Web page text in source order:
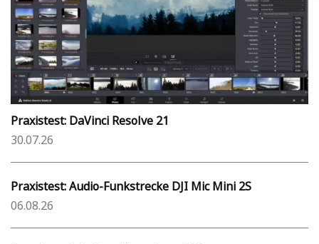
Praxistest: DaVinci Resolve 21
30.07.26
Praxistest: Audio-Funkstrecke DJI Mic Mini 2S
06.08.26